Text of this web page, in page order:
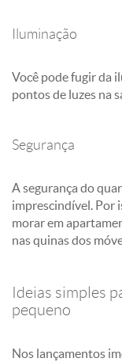
Iluminação
Você pode fugir da
pontos de luzes na
Segurança
A segurança do
imprescindível. Por
morar em
nas quinas dos
Ideias simples
pequeno
Nos lançamentos